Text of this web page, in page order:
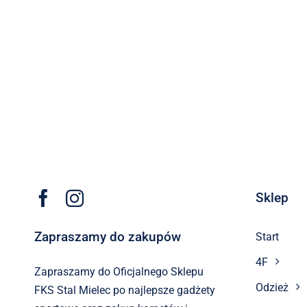
Zapraszamy do zakupów
Zapraszamy do Oficjalnego Sklepu
FKS Stal Mielec po najlepsze gadżety
Sklep
Start
4F
Odzież